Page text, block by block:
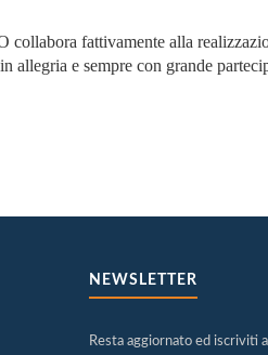
fattivamente alla
e sempre con grande
NEWSLETTER
Resta aggiornato ed iscriviti